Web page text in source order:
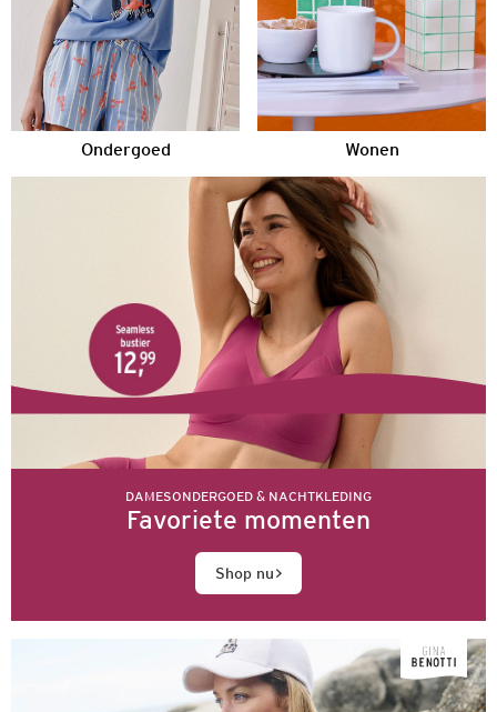
Ondergoed Wonen
DAMESONDERGOED & NACHTKLEDING
Favoriete momenten
Shop nu